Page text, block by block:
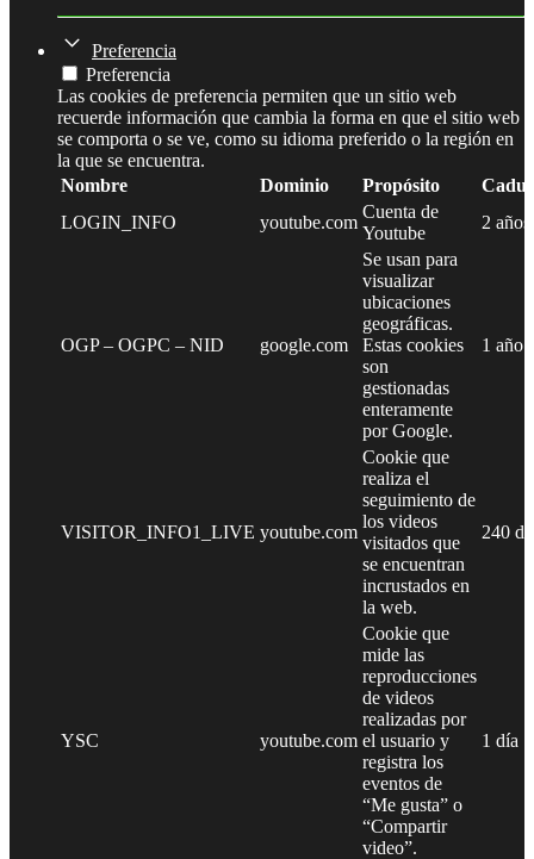
Preferencia
Preferencia
Las cookies de preferencia permiten que un sitio web
recuerde información que cambia la forma en que el sitio web
se comporta o se ve, como su idioma preferido o la región en
la que se encuentra.
Nombre
Dominio Propósito
LOGIN_INFO
youtube.com
Cuenta de
Youtube
2 años
OGP – OGPC – NID google.com
Se usan para
visualizar
ubicaciones
geográficas.
Estas cookies
son
gestionadas
enteramente
por Google.
1 año
VISITOR_INFO1_LIVE youtube.com
Cookie que
realiza el
seguimiento de
los videos
visitados que
se encuentran
incrustados en
la web.
240
YSC youtube.com
Cookie que
mide las
reproducciones
de videos
realizadas por
el usuario y
registra los
eventos de
“Me gusta” o
“Compartir
video”.
1 día